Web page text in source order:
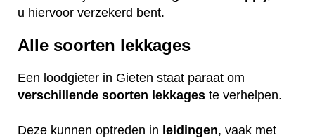
u hiervoor verzekerd bent.
Alle soorten lekkages
Een loodgieter in Gieten staat paraat om
verschillende soorten lekkages te verhelpen.
Deze kunnen optreden in leidingen, vaak met